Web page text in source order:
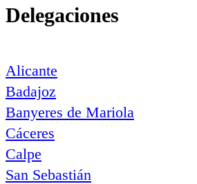
Delegaciones
Alicante
Badajoz
Banyeres de Mariola
Cáceres
Calpe
San Sebastián